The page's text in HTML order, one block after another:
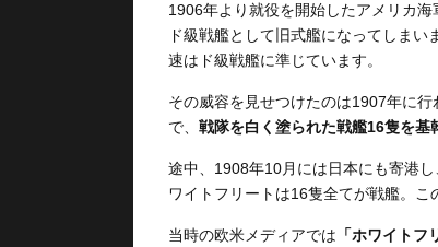
1906年より就役を開始したアメリカ
ド級戦艦として旧式艦になってしま
速はド級戦艦に準じています。
その威容を見せつけたのは1907年に行
で、 戦隊を白く塗られた戦艦16隻を
途中、1908年10月には日本にも寄港
ワイトフリートは16隻全てが戦艦。こ
当時の欧米メディアでは 「ホワイト